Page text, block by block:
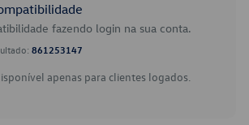
fazendo login na sua conta.
861253147
apenas para clientes logados.